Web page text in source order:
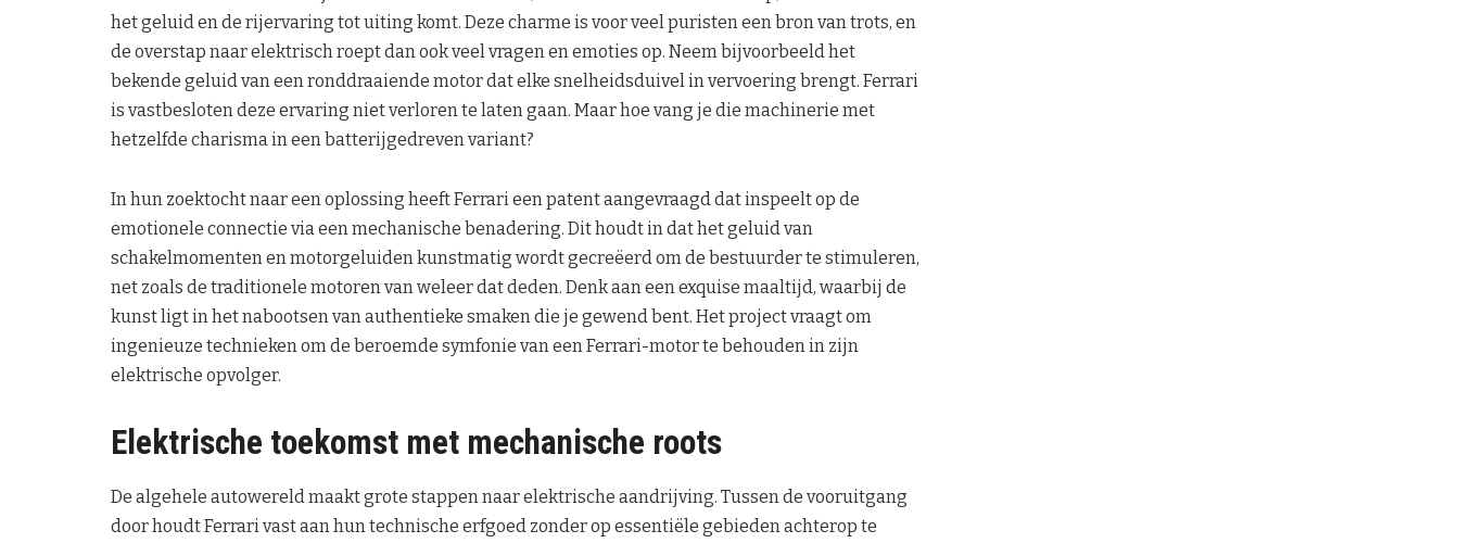
het geluid en de rijervaring tot uiting komt. Deze charme is voor veel puristen een bron van trots, en
de overstap naar elektrisch roept dan ook veel vragen en emoties op. Neem bijvoorbeeld het
bekende geluid van een ronddraaiende motor dat elke snelheidsduivel in vervoering brengt. Ferrari
is vastbesloten deze ervaring niet verloren te laten gaan. Maar hoe vang je die machinerie met
hetzelfde charisma in een batterijgedreven variant?
In hun zoektocht naar een oplossing heeft Ferrari een patent aangevraagd dat inspeelt op de
emotionele connectie via een mechanische benadering. Dit houdt in dat het geluid van
schakelmomenten en motorgeluiden kunstmatig wordt gecreëerd om de bestuurder te stimuleren,
net zoals de traditionele motoren van weleer dat deden. Denk aan een exquise maaltijd, waarbij de
kunst ligt in het nabootsen van authentieke smaken die je gewend bent. Het project vraagt om
ingenieuze technieken om de beroemde symfonie van een Ferrari-motor te behouden in zijn
elektrische opvolger.
Elektrische toekomst met mechanische roots
De algehele autowereld maakt grote stappen naar elektrische aandrijving. Tussen de vooruitgang
door houdt Ferrari vast aan hun technische erfgoed zonder op essentiële gebieden achterop te